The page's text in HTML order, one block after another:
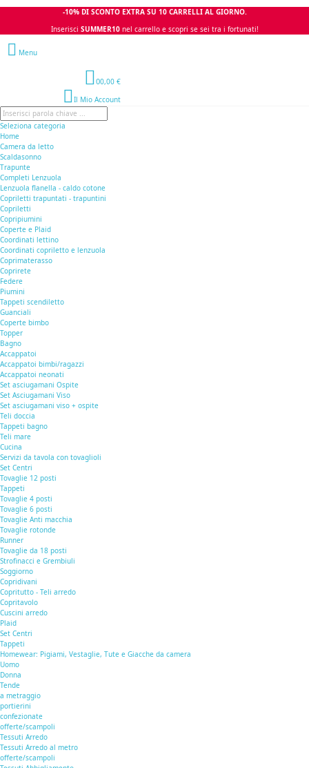
-10% DI SCONTO EXTRA SU 10 CARRELLI AL GIORNO.
Inserisci SUMMER10 nel carrello e scopri se sei tra i fortunati!
Menu
00,00 €
Il Mio Account
Seleziona categoria
Home
Camera da letto
Scaldasonno
Trapunte
Completi Lenzuola
Lenzuola flanella - caldo cotone
Copriletti trapuntati - trapuntini
Copriletti
Copripiumini
Coperte e Plaid
Coordinati lettino
Coordinati copriletto e lenzuola
Coprimaterasso
Coprirete
Federe
Piumini
Tappeti scendiletto
Guanciali
Coperte bimbo
Topper
Bagno
Accappatoi
Accappatoi bimbi/ragazzi
Accappatoi neonati
Set asciugamani Ospite
Set Asciugamani Viso
Set asciugamani viso + ospite
Teli doccia
Tappeti bagno
Teli mare
Cucina
Servizi da tavola con tovaglioli
Set Centri
Tovaglie 12 posti
Tappeti
Tovaglie 4 posti
Tovaglie 6 posti
Tovaglie Anti macchia
Tovaglie rotonde
Runner
Tovaglie da 18 posti
Strofinacci e Grembiuli
Soggiorno
Copridivani
Copritutto - Teli arredo
Copritavolo
Cuscini arredo
Plaid
Set Centri
Tappeti
Homewear: Pigiami, Vestaglie, Tute e Giacche da camera
Uomo
Donna
Tende
a metraggio
portierini
confezionate
offerte/scampoli
Tessuti Arredo
Tessuti Arredo al metro
offerte/scampoli